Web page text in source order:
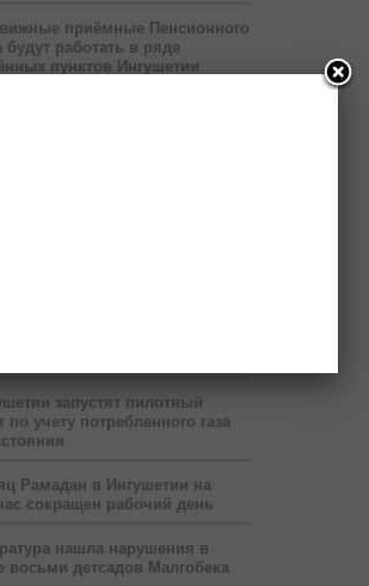
приёмные Пенсионного
работать в ряде
пунктов Ингушетии
запустят пилотный
по учету потребленного газа
Рамадан в Ингушетии на
сокращен рабочий день
нашла нарушения в
восьми детсадов Малгобека